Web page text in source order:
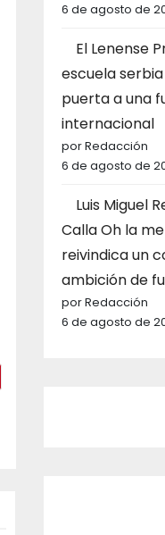
6 de agosto de
El Lenense
escuela
puerta a una
internacional
por Redacción
6 de agosto de
Luis Miguel
Calla Oh la
reivindica un
ambición de
por Redacción
6 de agosto de